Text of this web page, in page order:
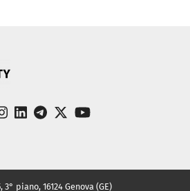
instagram
linkedin
telegram
twitteryoutube
piano, 16124 Genova (GE)